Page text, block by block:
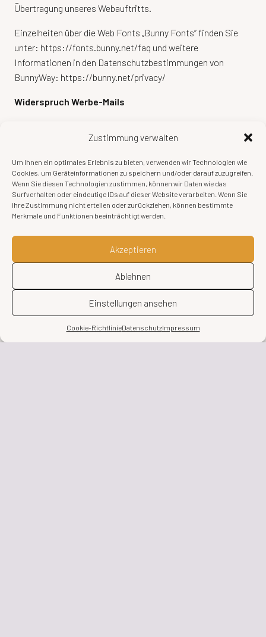
Zustimmung verwalten
Um Ihnen ein optimales Erlebnis zu bieten, verwenden wir Technologien wie
Cookies, um Geräteinformationen zu speichern und/oder darauf zuzugreifen.
Wenn Sie diesen Technologien zustimmen, können wir Daten wie das
Surfverhalten oder eindeutige IDs auf dieser Website verarbeiten. Wenn Sie
ihre Zustimmung nicht erteilen oder zurückziehen, können bestimmte
Merkmale und Funktionen beeinträchtigt werden.
Akzeptieren
Ablehnen
Einstellungen ansehen
Cookie-RichtlinieDatenschutzImpressum
Übertragung unseres Webauftritts.
Einzelheiten über die Web Fonts „Bunny Fonts“ finden Sie
unter: https://fonts.bunny.net/faq und weitere
Informationen in den Datenschutzbestimmungen von
BunnyWay: https://bunny.net/privacy/
Widerspruch Werbe-Mails
veröffentlichten Kontaktdaten zur Übersendung von nicht
Informationsmaterialien wird hiermit widersprochen. Die
Betreiber der Seiten behalten sich ausdrücklich rechtliche
Schritte im Falle der unverlangten Zusendung von
Werbeinformationen, etwa durch Spam-E-Mails, vor.
Angepasste und erweiterte Musterdatenschutzerklärung
Angepasster Abschnitt „Allgemeiner Hinweis und
Pflichtinformationen“ aus: Datenschutz-Konfigurator von
mein-datenschutzbeauftragter.de